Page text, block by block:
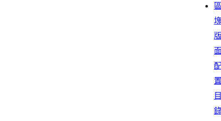
區
版
置
目